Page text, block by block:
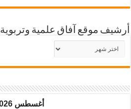
أرشيف موقع آفاق علمية وتربوية
أرشيف
موقع
أغسطس 2026